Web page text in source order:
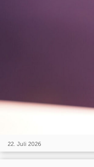
22. Juli 2026